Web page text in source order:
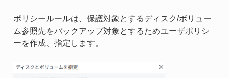
ポリシールールは、保護対象とするディスク/ボリュー
ム参照先をバックアップ対象とするためユーザポリシ
ーを作成、指定します。